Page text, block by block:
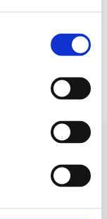
Турбіна Q7
Турбіна TT